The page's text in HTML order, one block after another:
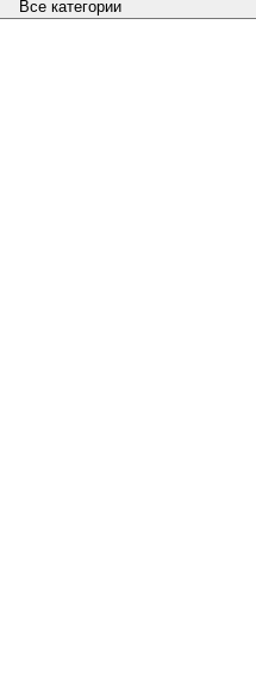
Все категории